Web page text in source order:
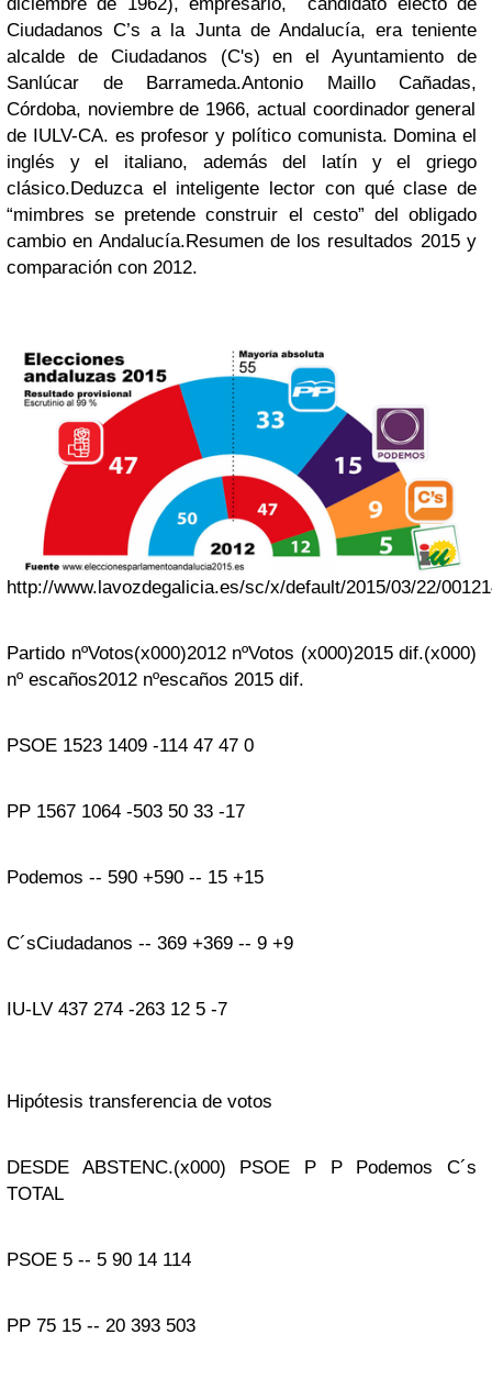
Ciudadanos C’s a la Junta de Andalucía, era teniente
alcalde de Ciudadanos (C's) en el Ayuntamiento de
Sanlúcar de Barrameda.Antonio Maillo Cañadas,
Córdoba, noviembre de 1966, actual coordinador general
de IULV-CA. es profesor y político comunista. Domina el
inglés y el italiano, además del latín y el griego
clásico.Deduzca el inteligente lector con qué clase de
“mimbres se pretende construir el cesto” del obligado
cambio en Andalucía.Resumen de los resultados 2015 y
comparación con 2012.
http://www.lavozdegalicia.es/sc/x/default/2015/03/22/
Partido nºVotos(x000)2012 nºVotos (x000)2015 dif.(x000)
nº escaños2012 nºescaños 2015 dif.
PSOE 1523 1409 -114 47 47 0
PP 1567 1064 -503 50 33 -17
Podemos -- 590 +590 -- 15 +15
C´sCiudadanos -- 369 +369 -- 9 +9
IU-LV 437 274 -263 12 5 -7
Hipótesis transferencia de votos
DESDE ABSTENC.(x000) PSOE P P Podemos
C´s
TOTAL
PSOE 5 -- 5 90 14 114
PP 75 15 -- 20 393 503